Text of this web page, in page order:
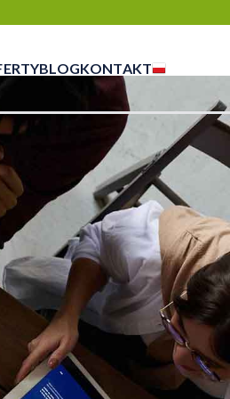
i rekrutacji
BLOGKONTAKT